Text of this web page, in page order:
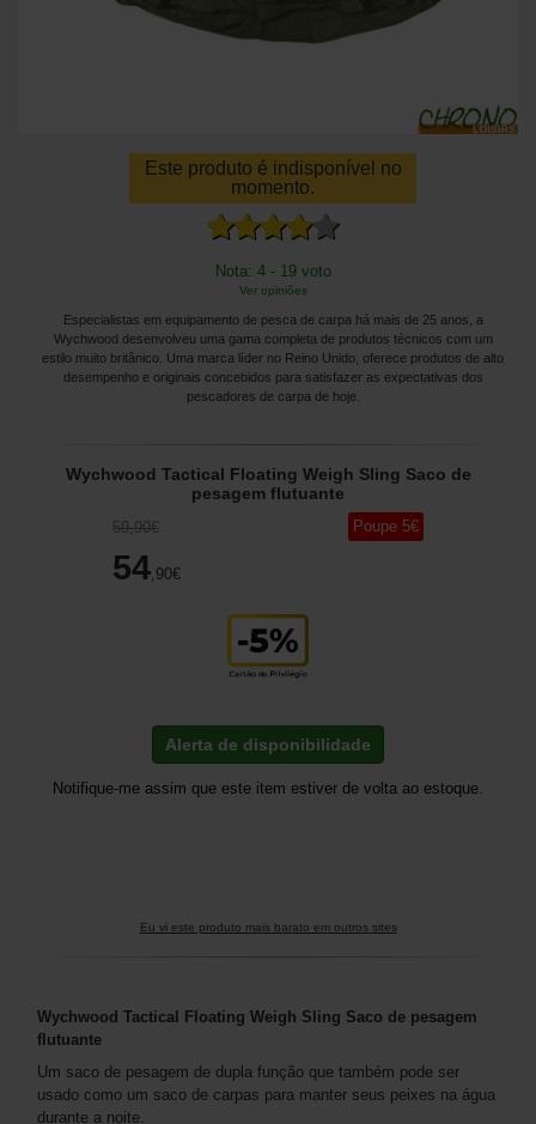
Este produto é indisponível no
momento.
Nota: 4 - 19 voto
Ver opiniões
Especialistas em equipamento de pesca de carpa há mais de 25 anos, a
Wychwood desenvolveu uma gama completa de produtos técnicos com um
estilo muito britânico. Uma marca líder no Reino Unido, oferece produtos de alto
desempenho e originais concebidos para satisfazer as expectativas dos
pescadores de carpa de hoje.
Wychwood Tactical Floating Weigh Sling Saco de
pesagem flutuante
59,90€
54,90€
Poupe 5€
Alerta de disponibilidade
Notifique-me assim que este item estiver de volta ao estoque.
Eu vi este produto mais barato em outros sites
Wychwood Tactical Floating Weigh Sling Saco de pesagem
flutuante
Um saco de pesagem de dupla função que também pode ser
usado como um saco de carpas para manter seus peixes na água
durante a noite.